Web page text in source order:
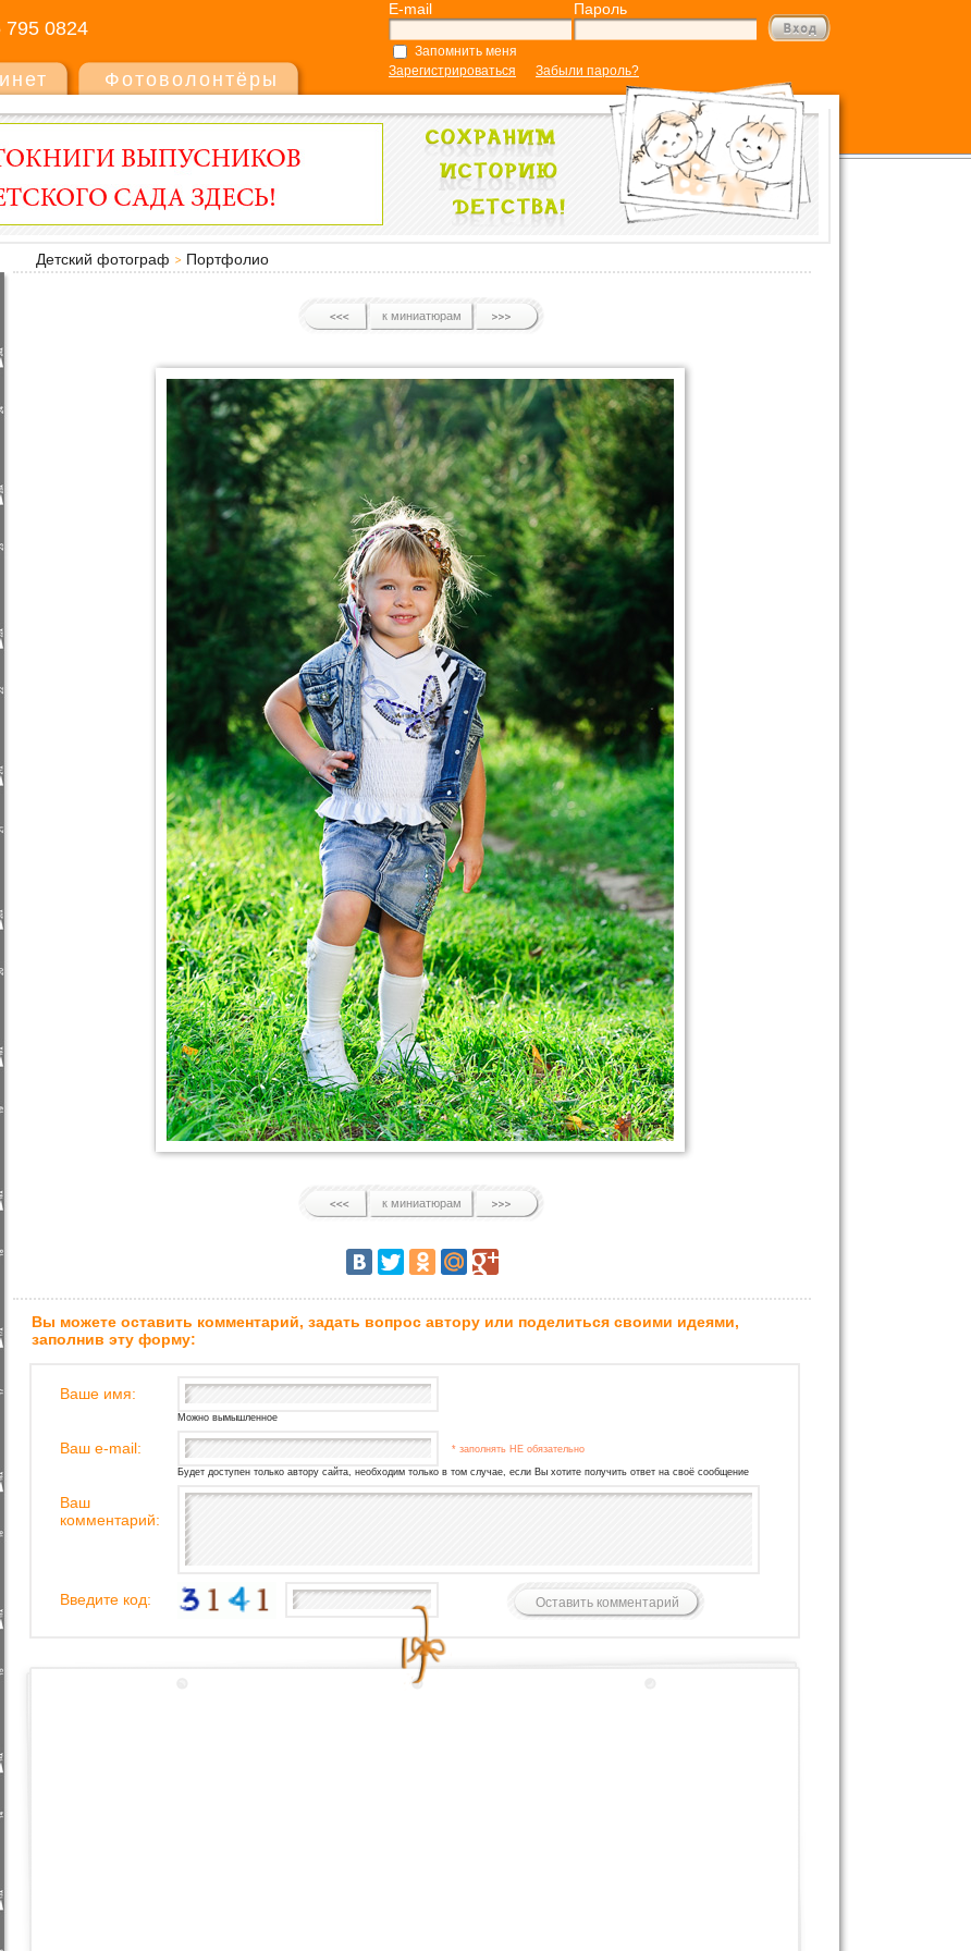
795 0824
E-mail Пароль
Запомнить меня
Зарегистрироваться
Забыли пароль?
Фотоволонтёры
Детский фотограф
Портфолио
к миниатюрам
к миниатюрам
Вы можете оставить комментарий, задать вопрос автору или поделиться своими идеями,
заполнив эту форму:
Ваше имя:
Можно вымышленное
Ваш e-mail: * заполнять НЕ обязательно
Будет доступен только автору сайта, необходим только в том случае, если Вы хотите получить ответ на своё сообщение
Ваш
комментарий:
Введите код: